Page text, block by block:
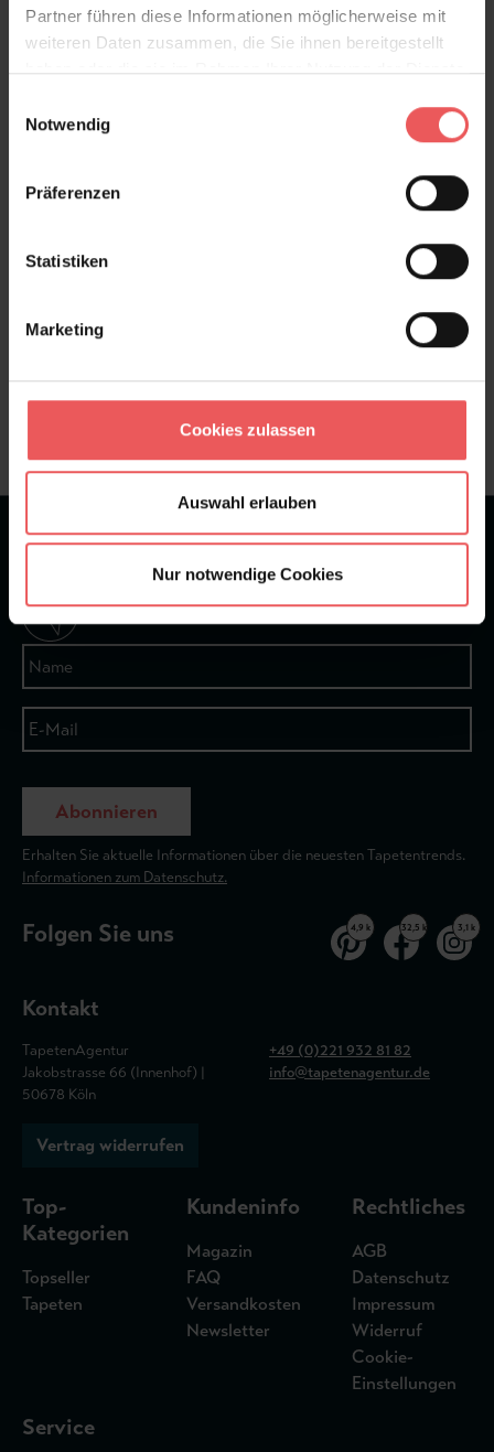
Partner führen diese Informationen möglicherweise mit
weiteren Daten zusammen, die Sie ihnen bereitgestellt
haben oder die sie im Rahmen Ihrer Nutzung der Dienste
Notwendig
Präferenzen
Statistiken
Marketing
Cookies zulassen
Auswahl erlauben
Nur notwendige Cookies
Produktdetails
+49 (0)221 932 81 82
★★★★★Bei 1245 Bewertungen
Newsletter
Abonnieren
Erhalten Sie aktuelle Informationen über die neuesten Tapetentrends.
Informationen zum Datenschutz.
Folgen Sie uns 4,9 k 32,5 k 3,1 k
Kontakt
TapetenAgentur
Jakobstrasse 66 (Innenhof) |
50678 Köln
+49 (0)221 932 81 82
info@tapetenagentur.de
Vertrag widerrufen
Top-
Kategorien
Topseller
Tapeten
Kundeninfo
Magazin
FAQ
Versandkosten
Newsletter
Rechtliches
AGB
Datenschutz
Impressum
Widerruf
Cookie-
Einstellungen
Service